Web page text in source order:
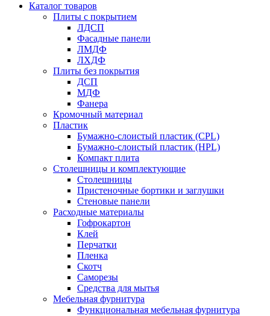
Каталог товаров
Плиты с покрытием
ЛДСП
Фасадные панели
ЛМДФ
ЛХДФ
Плиты без покрытия
ДСП
МДФ
Фанера
Кромочный материал
Пластик
Бумажно-слоистый пластик (CPL)
Бумажно-слоистый пластик (HPL)
Компакт плита
Столешницы и комплектующие
Столешницы
Пристеночные бортики и заглушки
Стеновые панели
Расходные материалы
Гофрокартон
Клей
Перчатки
Пленка
Скотч
Саморезы
Средства для мытья
Мебельная фурнитура
Функциональная мебельная фурнитура